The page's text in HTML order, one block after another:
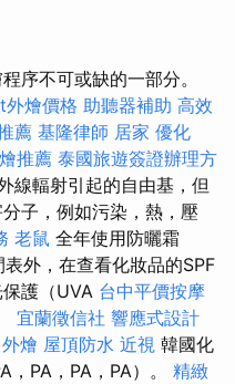
序不可或缺的一部分。
燴價格 助聽器補助 高效
薦 基隆律師 居家 優化
推薦 泰國旅遊簽證辦理方
線輻射引起的自由基，但
子，例如污染，熱，壓
老鼠 全年使用防曬霜
表外，在查看化妝品的SPF
護（UVA 台中平價按摩
宜蘭徵信社 響應式設計
外燴 屋頂防水 近視 韓國化
，PA，PA，PA）。 精緻